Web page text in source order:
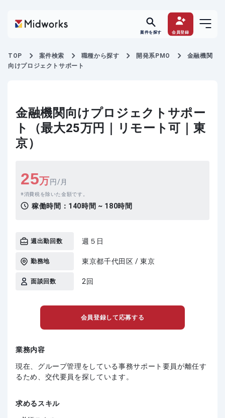
案件を探す 会員登録
TOP 案件検索 職種から探す 開発系PMO
金融機関
向けプロジェクトサポート
金融機関向けプロジェクトサポー
ト（最大25万円｜リモート可｜東
京）
25万円/月
消費税を除いた金額です。
稼働時間： 140時間 ~ 180時間
週出勤回数 週５日
勤務地 東京都千代田区 / 東京
面談回数 2回
会員登録して応募する
業務内容
現在、グループ管理をしている事務サポート要員が離任す
るため、交代要員を探しています。
求めるスキル